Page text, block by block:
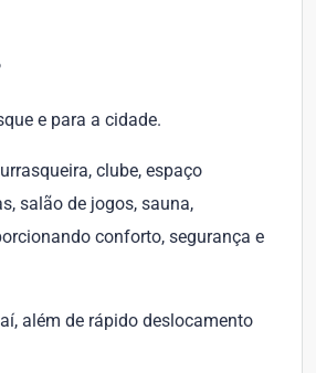
e para a cidade.
clube, espaço
salão de jogos, sauna,
conforto, segurança e
além de rápido deslocamento